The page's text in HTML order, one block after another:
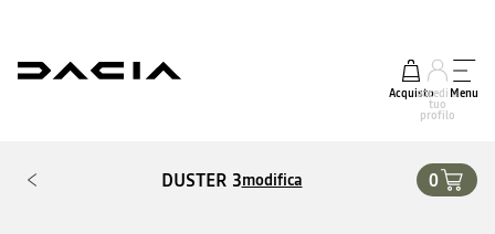
Acquistoaccedi al
tuo
profilo
Menu
DUSTER 3modifica 0